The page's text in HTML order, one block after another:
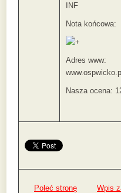
INF
Nota końcowa:
Adres www:
www.ospwicko.pl
Nasza ocena:
Poleć stronę Wpis